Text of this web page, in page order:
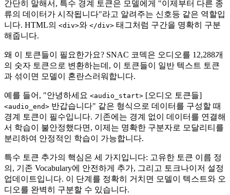
간단히 말해서, 특수 경계 토큰은 모델에게 "이제부터 다른 종
류의 데이터가 시작됩니다"라고 알려주는 신호등 같은 역할입
니다. HTML의 <div>와 </div> 태그처럼 구간을 명확히 구분
해줍니다.
왜 이 토큰들이 필요한가요? SNAC 코덱은 오디오를 12,288개
의 숫자 토큰으로 변환하는데, 이 토큰들이 일반 텍스트 토큰
과 섞이면 모델이 혼란스러워합니다.
예를 들어, "안녕하세요 <audio_start> [오디오 토큰들]
<audio_end> 반갑습니다" 같은 형식으로 데이터를 구성할 때
경계 토큰이 필수입니다. 기존에는 경계 없이 데이터를 연결해
서 학습이 불안정했다면, 이제는 명확한 구분자로 모달리티를
분리하여 안정적인 학습이 가능합니다.
특수 토큰 추가의 핵심은 세 가지입니다: 고유한 토큰 이름 정
의, 기존 Vocabulary에 안전하게 추가, 그리고 토크나이저 설정
업데이트입니다. 이 단계를 정확히 거치면 모델이 텍스트와 오
디오를 완벽히 구분할 수 있습니다.